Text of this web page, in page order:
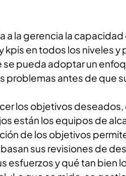
a la gerencia la
kpis en todos los niveles y
se pueda adoptar un
problemas antes de que
los objetivos deseados,
están los equipos de
de los objetivos
sus revisiones de
esfuerzos y qué tan bien